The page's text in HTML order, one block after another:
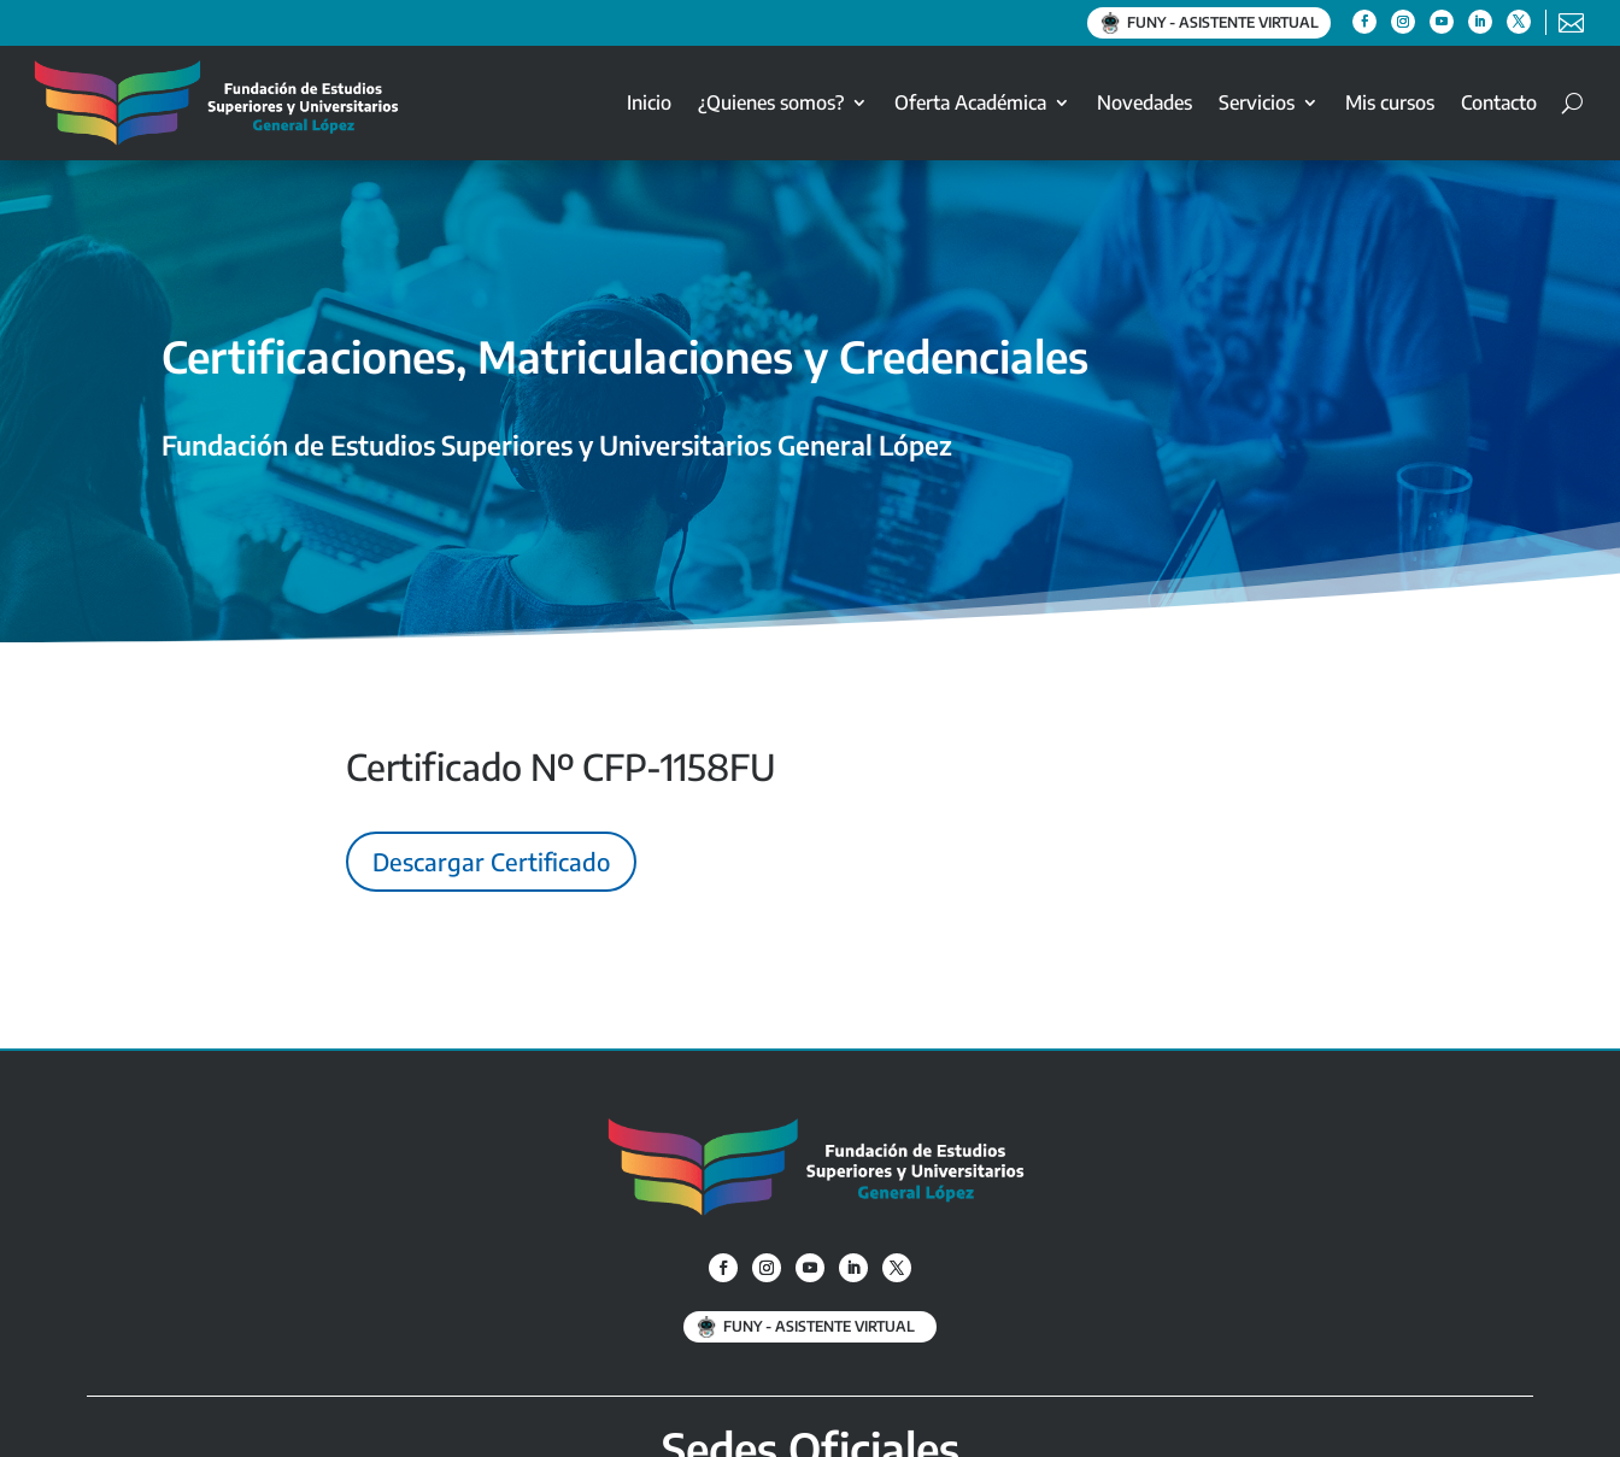
FUNY - ASISTENTE VIRTUAL 
Inicio ¿Quienes somos? Oferta Académica Novedades Servicios Mis cursos Contacto
Certificaciones, Matriculaciones y Credenciales
Fundación de Estudios Superiores y Universitarios General López
Certificado Nº CFP-1158FU
Descargar Certificado
FUNY - ASISTENTE VIRTUAL